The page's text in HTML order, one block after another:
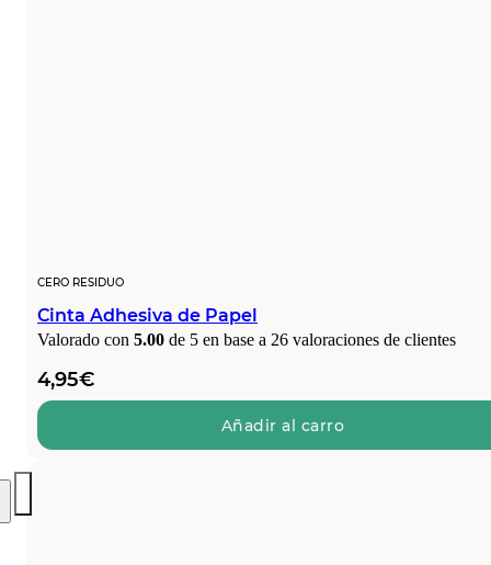
CERO RESIDUO
Cinta Adhesiva de Papel
Valorado con 5.00 de 5 en base a 26 valoraciones de clientes
4,95€
Añadir al carro